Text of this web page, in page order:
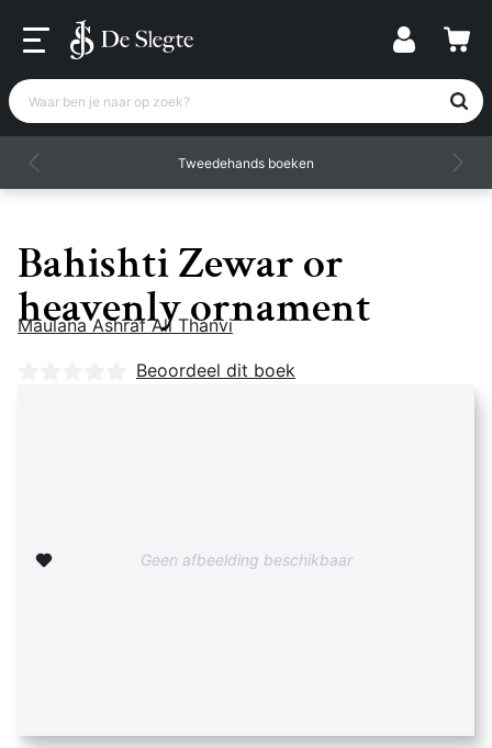
Waar ben je naar op zoek?
Tweedehands boeken
Bahishti Zewar or
heavenly ornament
Maulana Ashraf Ali Thanvi
Nog geen beoordelingen
Beoordeel dit boek
Geen afbeelding beschikbaar